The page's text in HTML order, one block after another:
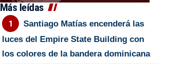
Más leídas
Santiago Matías encenderá las
luces del Empire State Building con
los colores de la bandera dominicana